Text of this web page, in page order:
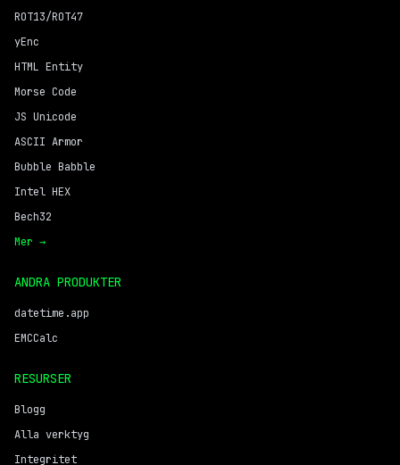
ROT13/ROT47
yEnc
HTML Entity
Morse Code
JS Unicode
ASCII Armor
Bubble Babble
Intel HEX
Bech32
Mer →
ANDRA PRODUKTER
datetime.app
EMCCalc
RESURSER
Blogg
Alla verktyg
Integritet